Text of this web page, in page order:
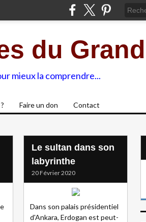
du
mieux la comprendre...
Faire un don Contact
Le sultan dans son
labyrinthe
20 Février 2020
Dans son palais présidentiel
d'Ankara, Erdogan est peut-